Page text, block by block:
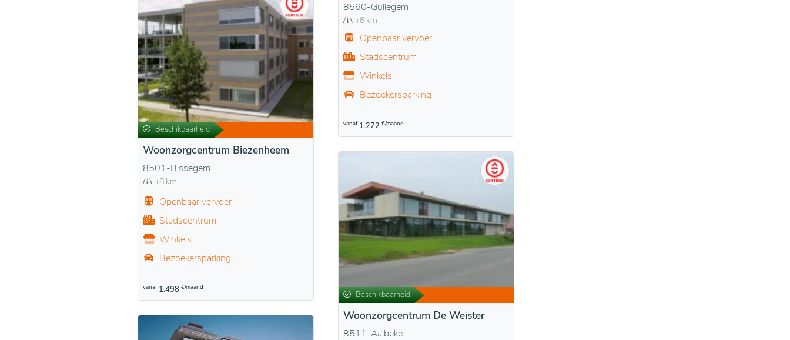
8560-Gullegem
+8 km
Openbaar vervoer
Stadscentrum
Winkels
Bezoekersparking
vanaf 1.272 €/maand
Beschikbaarheid
Woonzorgcentrum Biezenheem
8501-Bissegem
+8 km
Openbaar vervoer
Stadscentrum
Winkels
Bezoekersparking
vanaf 1.498 €/maand
Beschikbaarheid
Woonzorgcentrum De Weister
8511-Aalbeke